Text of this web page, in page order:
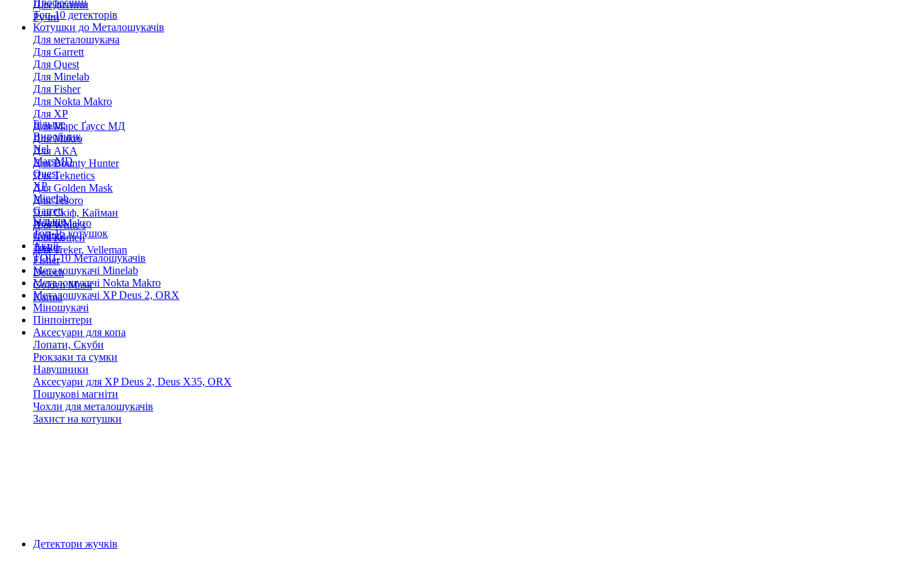
Для дитини
Ручні
Професійні
Топ-10 детекторів
Котушки до Металошукачів
Для металошукача
Для Garrett
Для Quest
Для Minelab
Для Fisher
Для Nokta Makro
Для XP
Для Марс Ґаусс МД
Для Makro
Для АКА
Для Bounty Hunter
Для Teknetics
Для Golden Mask
Для Tesoro
Для Скіф, Кайман
Для White's
Для Кощей
Для Treker, Velleman
Більше
Виробник
Nel
MarsMD
Quest
XP
Minelab
Garrett
Nokta Makro
Coiltek
Treker
Fisher
Detech
Golden Mask
Karma
Більше
Топ-15 котушок
Акції
ТОП-10 Металошукачів
Металошукачі Minelab
Металошукачі Nokta Makro
Металошукачі XP Deus 2, ORX
Міношукачі
Пінпоінтери
Аксесуари для копа
Лопати, Скуби
Рюкзаки та сумки
Навушники
Аксесуари для XP Deus 2, Deus X35, ORX
Пошукові магніти
Чохли для металошукачів
Захист на котушки
Детектори жучків